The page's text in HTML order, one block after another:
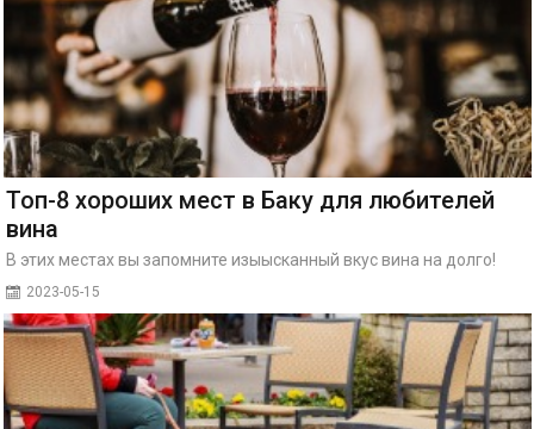
Топ-8 хороших мест в Баку для любителей
вина
В этих местах вы запомните изыысканный вкус вина на долго!
2023-05-15